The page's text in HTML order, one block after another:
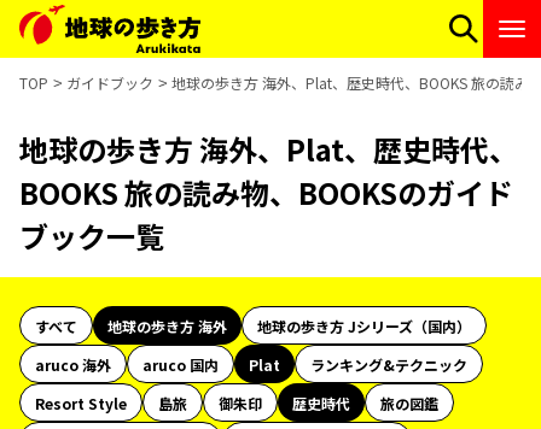
TOP ガイドブック 地球の歩き方 海外、Plat、歴史時代、BOOKS 旅の読み
地球の歩き方 海外、Plat、歴史時代、
BOOKS 旅の読み物、BOOKSのガイド
ブック一覧
すべて 地球の歩き方 海外
地球の歩き方 Jシリーズ（国内）
aruco 海外
aruco 国内 Plat
ランキング&テクニック
Resort Style
島旅 御朱印 歴史時代
旅の図鑑